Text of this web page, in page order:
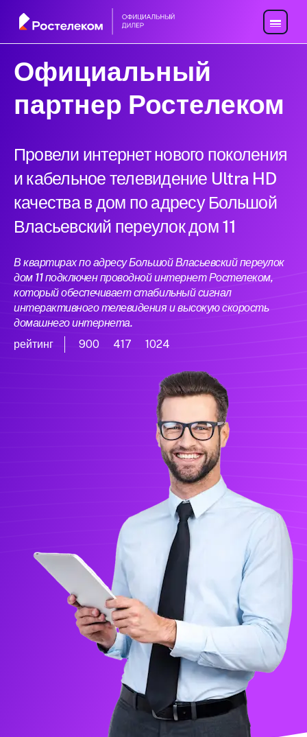
Официальный
партнер Ростелеком
Провели интернет нового поколения
и кабельное телевидение Ultra HD
качества в дом по адресу Большой
Власьевский переулок дом 11
В квартирах по адресу Большой Власьевский переулок
дом 11 подключен проводной интернет Ростелеком,
который обеспечивает стабильный сигнал
интерактивного телевидения и высокую скорость
домашнего интернета.
рейтинг
900 417 1024